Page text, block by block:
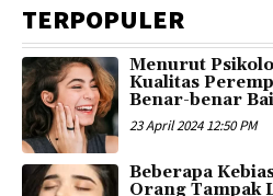
TERPOPULER
Menurut
Kualitas
Benar-benar
23 April 2024 12:50 PM
Beberapa
Orang Tampak